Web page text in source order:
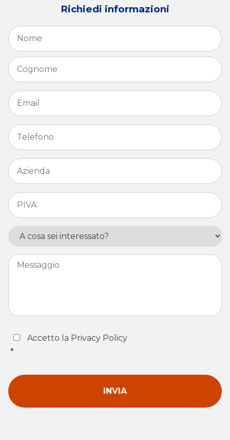
Richiedi informazioni
Nome
Email
Telefono
Azienda
PIVA
Interesse
Messaggio
Consent *
Accetto la Privacy Policy
*